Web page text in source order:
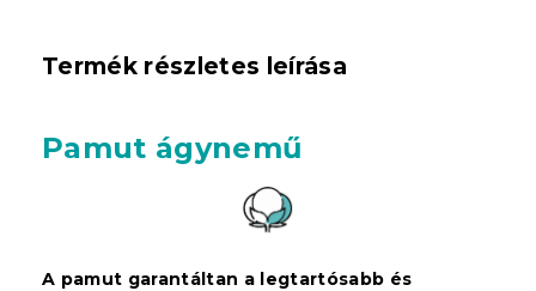
Termék részletes leírása
Pamut ágynemű
A pamut garantáltan a legtartósabb és